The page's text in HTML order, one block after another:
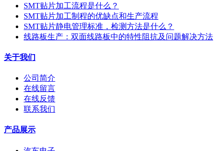
SMT贴片加工流程是什么？
SMT贴片加工制程的优缺点和生产流程
SMT贴片静电管理标准，检测方法是什么？
线路板生产：双面线路板中的特性阻抗及问题解决方法
关于我们
公司简介
在线留言
在线反馈
联系我们
产品展示